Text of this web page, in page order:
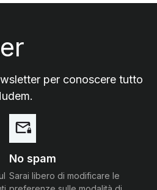
per conoscere tutto
No spam
Sarai libero di modificare le